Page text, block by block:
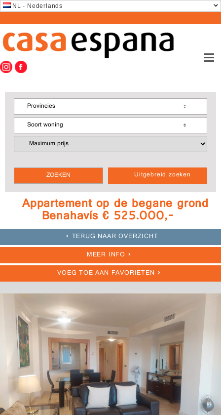
NL - Nederlands
Uitgebreid zoeken
Provincies
Soort woning
Appartement op de begane grond
Benahavís € 525.000,-
TERUG NAAR OVERZICHT
MEER INFO
VOEG TOE AAN FAVORIETEN